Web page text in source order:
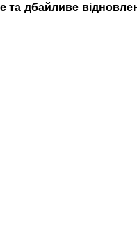
та дбайливе